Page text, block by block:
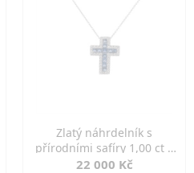
Zlatý náhrdelník s
přírodními safíry 1,00 ct a
diamanty
22 000 Kč